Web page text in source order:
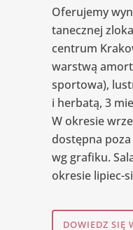
Oferujemy
tanecznej
centrum
warstwą
sportowa),
i herbatą, 3
W okresie
dostępna poza
wg grafiku.
okresie lipiec-
DOWIEDZ SIĘ